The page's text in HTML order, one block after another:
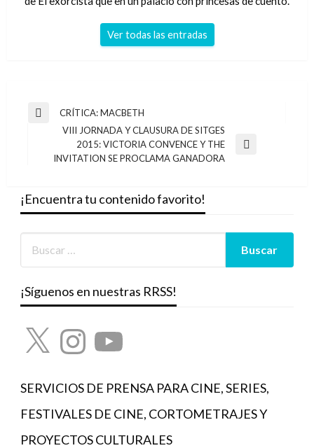
Ver todas las entradas
Navegación
entradas
Entrada
CRÍTICA: MACBETH
siguiente
VIII JORNADA Y CLAUSURA DE SITGES
2015: VICTORIA CONVENCE Y THE
INVITATION SE PROCLAMA GANADORA
¡Encuentra tu contenido favorito!
¡Síguenos en nuestras RRSS!
X InstagramYouTube
SERVICIOS DE PRENSA PARA CINE, SERIES,
FESTIVALES DE CINE, CORTOMETRAJES Y
PROYECTOS CULTURALES